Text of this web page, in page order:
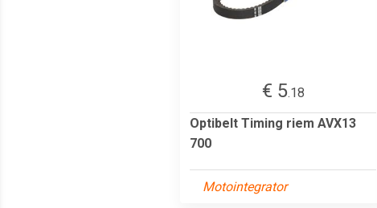
€ 5.18
Optibelt Timing riem AVX13
700
Motointegrator